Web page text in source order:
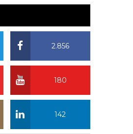
2.856
180
142